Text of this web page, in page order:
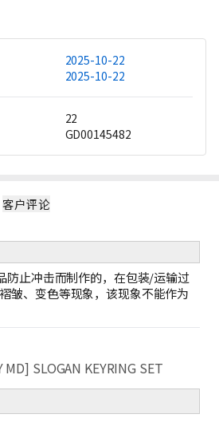
2025-10-22
2025-10-22
22
GD00145482
客户评论
防止冲击而制作的，在包装/运输过
皱、变色等现象，该现象不能作为
SLOGAN KEYRING SET